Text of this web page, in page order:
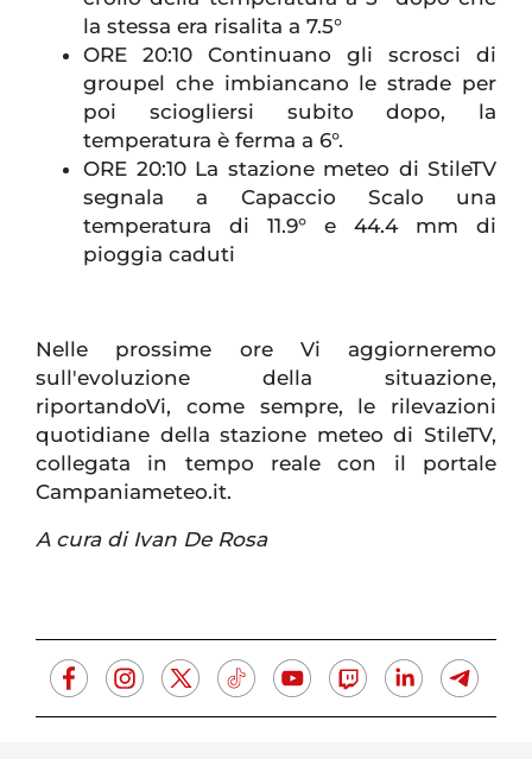
la stessa era risalita a 7.5°
ORE 20:10 Continuano gli scrosci di
groupel che imbiancano le strade per
poi sciogliersi subito dopo, la
temperatura è ferma a 6°.
ORE 20:10 La stazione meteo di StileTV
segnala a Capaccio Scalo una
temperatura di 11.9° e 44.4 mm di
pioggia caduti
Nelle prossime ore Vi aggiorneremo
sull'evoluzione della situazione,
riportandoVi, come sempre, le rilevazioni
quotidiane della stazione meteo di StileTV,
collegata in tempo reale con il portale
Campaniameteo.it.
A cura di Ivan De Rosa